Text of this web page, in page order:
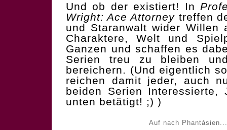
Und ob der existiert! In
Wright: Ace Attorney treffen
und Staranwalt wider Willen
Charaktere, Welt und
Ganzen und schaffen es
Serien treu zu bleiben
bereichern. (Und eigentlich
reichen damit jeder, auch
beiden Serien Interessierte,
unten betätigt! ;) )
Auf nach